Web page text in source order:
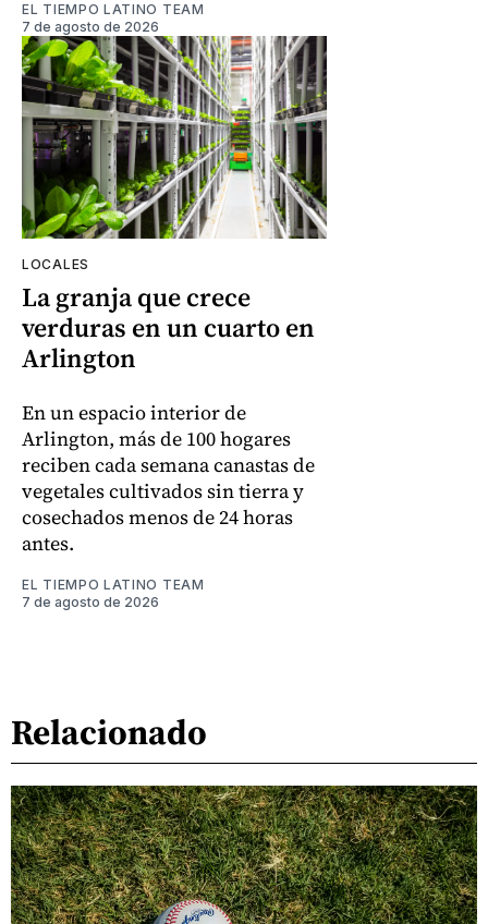
EL TIEMPO LATINO TEAM
7 de agosto de 2026
LOCALES
La granja que crece
verduras en un cuarto en
Arlington
En un espacio interior de
Arlington, más de 100 hogares
reciben cada semana canastas de
vegetales cultivados sin tierra y
cosechados menos de 24 horas
antes.
EL TIEMPO LATINO TEAM
7 de agosto de 2026
Relacionado